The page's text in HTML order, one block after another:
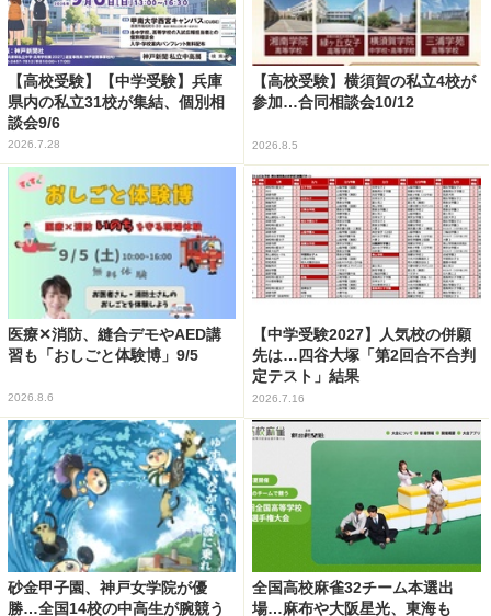
【高校受験】【中学受験】兵庫
県内の私立31校が集結、個別相
談会9/6
2026.7.28
【高校受験】横須賀の私立4校が
参加…合同相談会10/12
2026.8.5
医療✕消防、縫合デモやAED講
習も「おしごと体験博」9/5
2026.8.6
【中学受験2027】人気校の併願
先は…四谷大塚「第2回合不合判
定テスト」結果
2026.7.16
砂金甲子園、神戸女学院が優
勝…全国14校の中高生が腕競う
全国高校麻雀32チーム本選出
場…麻布や大阪星光、東海も